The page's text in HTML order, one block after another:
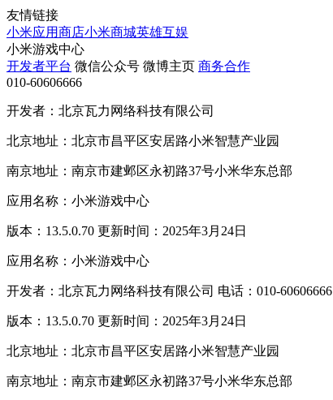
友情链接
小米应用商店小米商城英雄互娱
小米游戏中心
开发者平台 微信公众号 微博主页 商务合作
010-60606666
开发者：北京瓦力网络科技有限公司
北京地址：北京市昌平区安居路小米智慧产业园
南京地址：南京市建邺区永初路37号小米华东总部
应用名称：小米游戏中心
版本：13.5.0.70 更新时间：2025年3月24日
应用名称：小米游戏中心
开发者：北京瓦力网络科技有限公司 电话：010-60606666
版本：13.5.0.70 更新时间：2025年3月24日
北京地址：北京市昌平区安居路小米智慧产业园
南京地址：南京市建邺区永初路37号小米华东总部